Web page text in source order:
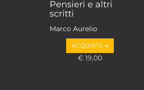
Pensieri e altri
scritti
Marco Aurelio
ACQUISTA
€ 19,00